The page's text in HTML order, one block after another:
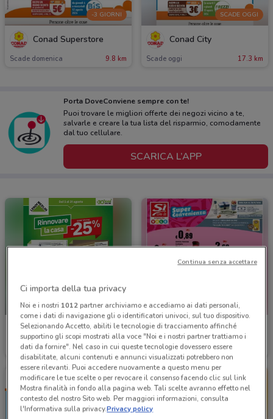
-3 GIORNI
Conad Superstore
Scade domenica 9.8 km
SCADE OGGI
Conad City
Scade oggi 17.3 km
Porta DoveConviene sempre con te!
Puoi trovare le migliori offerte dei negozi vicino a te,
salvarle e creare la tua lista del risparmio, comodamente
dal tuo cellulare.
SCARICA L’APP
NUOVO
Leroy Merlin
Scade il 31/08 8.5 km
Si con te market
Scade mercoledì
Ci importa della tua privacy
Noi e i nostri 1012partner archiviamo e accediamo ai dati personali,
come i dati di navigazione gli o identificatori univoci, sul tuo dispositivo.
Selezionando Accetto, abiliti le tecnologie di tracciamento affinché
supportino gli scopi mostrati alla voce "Noi e i nostri partner trattiamo i
dati da fornire". Nel caso in cui queste tecnologie dovessero essere
disabilitate, alcuni contenuti e annunci visualizzati potrebbero non
essere rilevanti. Puoi accedere nuovamente a questo menu per
modificare le tue scelte o per revocare il consenso facendo clic sul link
Mostra finalità in fondo alla pagina web. Tali scelte avranno effetto nel
contesto del nostro Sito web. Per maggiori informazioni, consulta
l'Informativa sulla privacy.Privacy policy
Continua senza accettare